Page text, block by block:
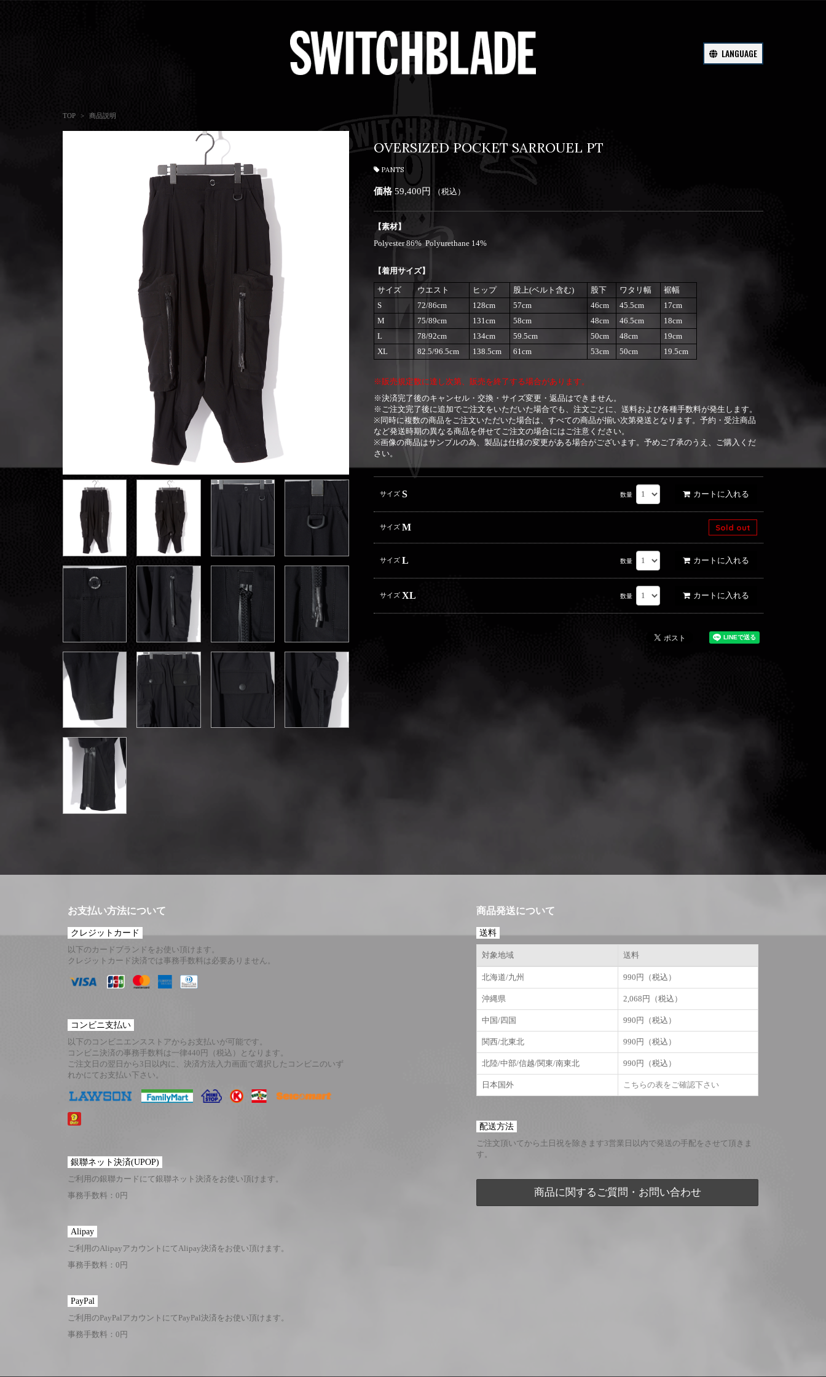
LANGUAGE
TOP 商品説明
OVERSIZED POCKET SARROUEL PT
PANTS
価格 59,400円 （税込）
【素材】
Polyester 86% Polyurethane 14%
【着用サイズ】
サイズ ウエスト ヒップ 股上(ベルト含む) 股下 ワタリ幅
裾幅
S
72/86cm 128cm 57cm 46cm 45.5cm
17cm
M
75/89cm 131cm 58cm 48cm 46.5cm
18cm
L
78/92cm 134cm 59.5cm 50cm 48cm
19cm
XL
82.5/96.5cm 138.5cm 61cm 53cm 50cm 19.5cm
※販売規定数に達し次第、販売を終了する場合があります。
※決済完了後のキャンセル・交換・サイズ変更・返品はできません。
※ご注文完了後に追加でご注文をいただいた場合でも、注文ごとに、送料および各種手数料が発生します。
※同時に複数の商品をご注文いただいた場合は、すべての商品が揃い次第発送となります。予約・受注商品
など発送時期の異なる商品を併せてご注文の場合にはご注意ください。
※画像の商品はサンプルの為、製品は仕様の変更がある場合がございます。予めご了承のうえ、ご購入くだ
さい。
サイズ S 数量 カートに入れる
サイズ M Sold out
サイズ L 数量 カートに入れる
サイズ XL 数量 カートに入れる
お支払い方法について
クレジットカード
以下のカードブランドをお使い頂けます。
クレジットカード決済では事務手数料は必要ありません。
コンビニ支払い
以下のコンビニエンスストアからお支払いが可能です。
コンビニ決済の事務手数料は一律440円（税込）となります。
ご注文日の翌日から3日以内に、決済方法入力画面で選択したコンビニのいず
れかにてお支払い下さい。
銀聯ネット決済(UPOP)
ご利用の銀聯カードにて銀聯ネット決済をお使い頂けます。
事務手数料：0円
Alipay
ご利用のAlipayアカウントにてAlipay決済をお使い頂けます。
事務手数料：0円
PayPal
ご利用のPayPalアカウントにてPayPal決済をお使い頂けます。
事務手数料：0円
商品発送について
送料
対象地域 送料
北海道/九州 990円（税込）
沖縄県 2,068円（税込）
中国/四国 990円（税込）
関西/北東北 990円（税込）
北陸/中部/信越/関東/南東北 990円（税込）
日本国外 こちらの表をご確認下さい
配送方法
ご注文頂いてから土日祝を除きます3営業日以内で発送の手配をさせて頂きま
す。
商品に関するご質問・お問い合わせ